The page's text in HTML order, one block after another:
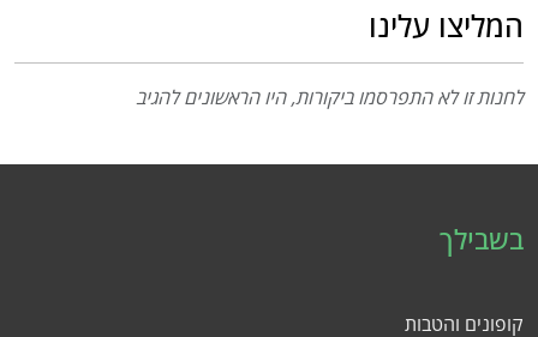
המליצו עלינו
לחנות זו לא התפרסמו ביקורות, היו הראשונים להגיב
בשבילך
קופונים והטבות